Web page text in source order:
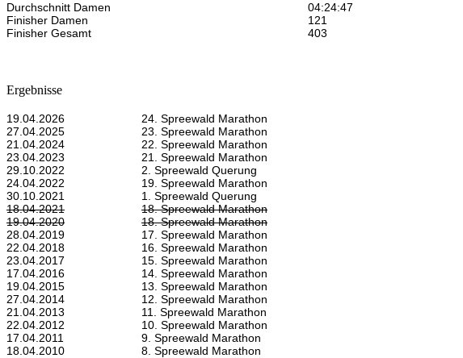
Durchschnitt Damen 04:24:47
Finisher Damen
121
Finisher Gesamt
403
Ergebnisse
19.04.2026 24. Spreewald Marathon
27.04.2025
23. Spreewald Marathon
21.04.2024
22. Spreewald Marathon
23.04.2023
21. Spreewald Marathon
29.10.2022
2. Spreewald Querung
24.04.2022
19. Spreewald Marathon
30.10.2021
1. Spreewald Querung
18.04.2021
18. Spreewald Marathon
19.04.2020
18. Spreewald Marathon
28.04.2019
17. Spreewald Marathon
22.04.2018
16. Spreewald Marathon
23.04.2017
15. Spreewald Marathon
17.04.2016
14. Spreewald Marathon
19.04.2015
13. Spreewald Marathon
27.04.2014
12. Spreewald Marathon
21.04.2013
11. Spreewald Marathon
22.04.2012
10. Spreewald Marathon
17.04.2011
9. Spreewald Marathon
18.04.2010
8. Spreewald Marathon